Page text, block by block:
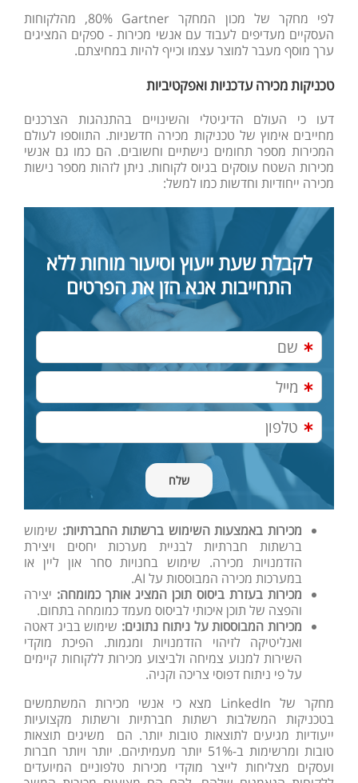
לפי מחקר של מכון המחקר Gartner
80%, מהלקוחות
העסקיים מעדיפים לעבוד עם אנשי מכירות - ספקים המציגים
ערך מוסף מעבר למוצר עצמו וכייף להיות במחיצתם.
טכניקות מכירה עדכניות ואפקטיביות
דעו כי העולם הדיגיטלי והשינויים בהתנהגות הצרכנים
מחייבים אימוץ של טכניקות מכירה חדשניות. התווספו לעולם
המכירות מספר תחומים נישתיים וחשובים. הם כמו גם אנשי
מכירות השטח עוסקים בגיוס לקוחות. ניתן לזהות מספר נישות
מכירה ייחודיות וחדשות כמו למשל:
לקבלת שעת ייעוץ וסיעור מוחות ללא
התחייבות אנא הזן את הפרטים
מכירות באמצעות השימוש ברשתות החברתיות: שימוש
ברשתות
חברתיות לבניית מערכות יחסים
ויצירת
הזדמנויות מכירה. שימוש בחנויות סחר און ליין או
במערכות מכירה המבוססות על AI
.
מכירות בעזרת ביסוס תוכן המציג אותך כמומחה: יצירה
והפצה של תוכן איכותי לביסוס מעמד כמומחה בתחום.
מכירות המבוססות על ניתוח נתונים: שימוש בביג דאטה
ואנליטיקה לזיהוי הזדמנויות ומגמות.
הפיכת מוקדי
השירות למנוע צמיחה ולביצוע מכירות ללקוחות קיימים
על פי ניתוח דפוסי צריכה וקניה.
מחקר של LinkedIn מצא כי אנשי מכירות המשתמשים
בטכניקות המשלבות רשתות חברתיות ורשתות מקצועיות
ייעודיות מגיעים לתוצאות טובות יותר. הם משיגים תוצאות
טובות ומרשימות ב-51% יותר מעמיתיהם.
יותר ויותר חברות
ועסקים מצליחות לייצר מוקדי מכירות טלפוניים המיועדים